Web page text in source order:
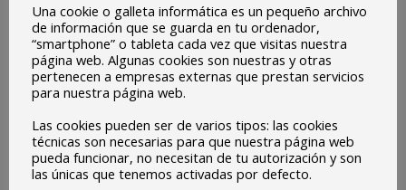
Una cookie o galleta informática es un pequeño archivo
de información que se guarda en tu ordenador,
“smartphone” o tableta cada vez que visitas nuestra
página web. Algunas cookies son nuestras y otras
pertenecen a empresas externas que prestan servicios
para nuestra página web.
Las cookies pueden ser de varios tipos: las cookies
técnicas son necesarias para que nuestra página web
pueda funcionar, no necesitan de tu autorización y son
las únicas que tenemos activadas por defecto.